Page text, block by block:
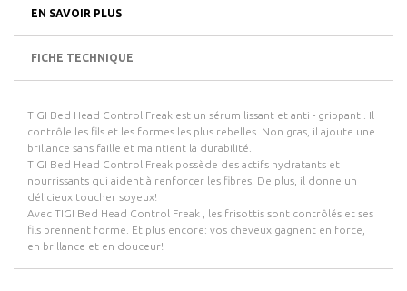
EN SAVOIR PLUS
FICHE TECHNIQUE
TIGI Bed Head Control Freak est un sérum lissant et anti - grippant
Il
contrôle les fils et les formes les plus rebelles. Non gras, il ajoute une
brillance sans faille et maintient la durabilité.
TIGI Bed Head Control Freak possède des actifs hydratants et
nourrissants qui aident à renforcer les fibres. De plus, il donne un
délicieux toucher soyeux!
Avec TIGI Bed Head Control Freak , les frisottis sont contrôlés et ses
fils prennent forme. Et plus encore: vos cheveux gagnent en force,
en brillance et en douceur!